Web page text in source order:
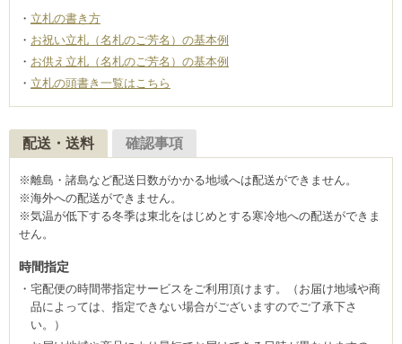
立札の書き方
お祝い立札（名札のご芳名）の基本例
お供え立札（名札のご芳名）の基本例
立札の頭書き一覧はこちら
配送・送料 確認事項
※離島・諸島など配送日数がかかる地域へは配送ができません。
※海外への配送ができません。
※気温が低下する冬季は東北をはじめとする寒冷地への配送ができま
せん。
時間指定
宅配便の時間帯指定サービスをご利用頂けます。（お届け地域や商
品によっては、指定できない場合がございますのでご了承下さ
い。）